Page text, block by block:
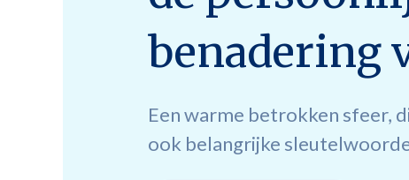
benadering
Een warme betrokken sfeer,
ook belangrijke